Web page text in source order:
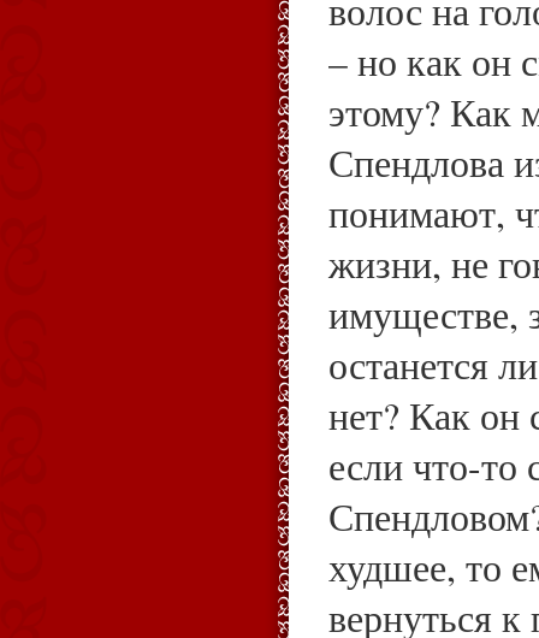
волос на
– но как он
этому? Как
Спендлова
понимают,
жизни, не
имуществе,
останется
нет? Как
если что-то
худшее, то
вернуться к